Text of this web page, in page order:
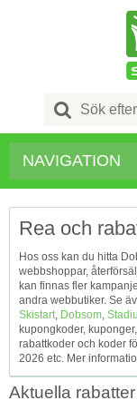
Search
for:
NAVIGATION
Rea och
Hos oss kan du hitta
webbshoppar,
kan finnas fler
andra webbutiker. Se
Skistart, Dobsom,
kupongkoder,
rabattkoder och koder
2026 etc. Mer
Aktuella